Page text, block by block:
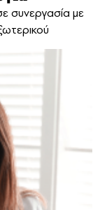
συνεργασία με